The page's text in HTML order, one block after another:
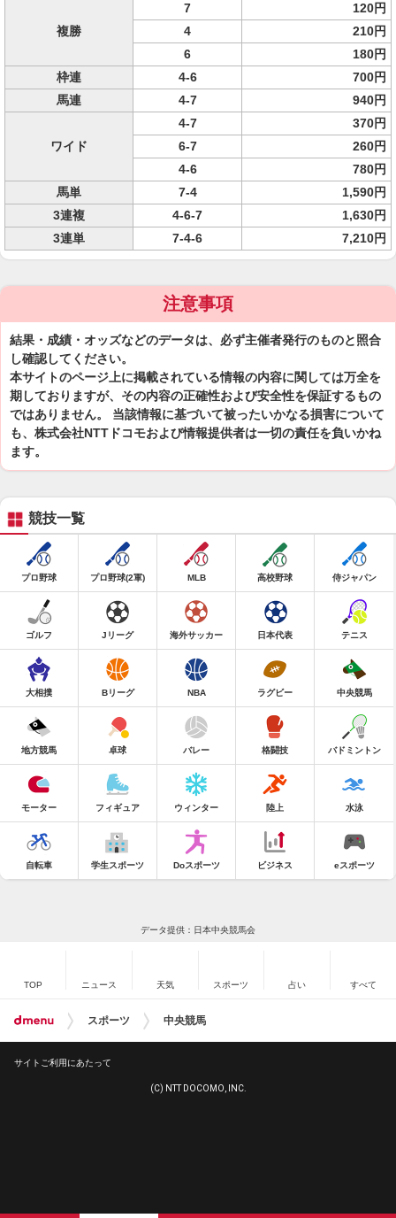
複勝
7
120円
4
210円
6
180円
枠連
4-6
700円
馬連
4-7 940円
ワイド
4-7
370円
6-7
260円
4-6
780円
馬単
7-4
1,590円
3連複
4-6-7
1,630円
3連単
7-4-6 7,210円
注意事項
結果・成績・オッズなどのデータは、必ず主催者発行のものと照合
し確認してください。
本サイトのページ上に掲載されている情報の内容に関しては万全を
期しておりますが、その内容の正確性および安全性を保証するもの
ではありません。 当該情報に基づいて被ったいかなる損害について
も、株式会社NTTドコモおよび情報提供者は一切の責任を負いかね
ます。
競技一覧
プロ野球 プロ野球(2軍) MLB 高校野球 侍ジャパン
ゴルフ Jリーグ 海外サッカー 日本代表 テニス
大相撲 Bリーグ NBA ラグビー 中央競馬
地方競馬 卓球 バレー 格闘技 バドミントン
モーター フィギュア ウィンター 陸上 水泳
自転車 学生スポーツ Doスポーツ ビジネス eスポーツ
データ提供：日本中央競馬会
TOP ニュース 天気 スポーツ 占い すべて
スポーツ 中央競馬
サイトご利用にあたって
(C) NTT DOCOMO, INC.